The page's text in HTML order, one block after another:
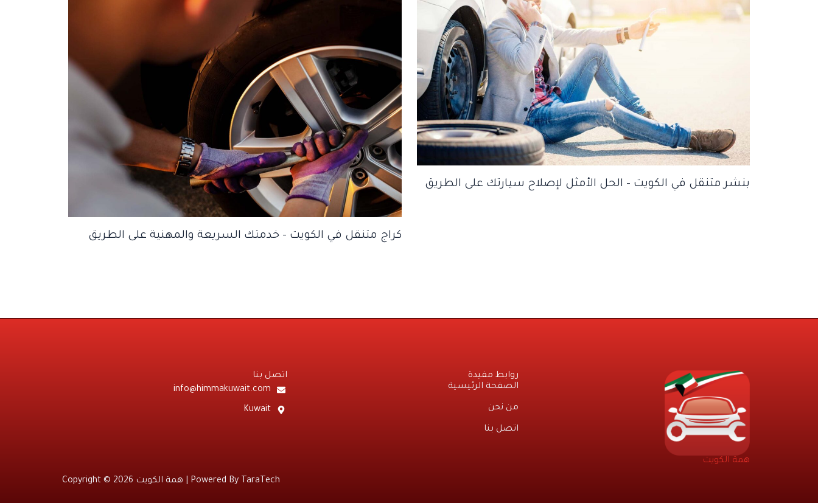
بنشر متنقل في الكويت – الحل الأمثل لإصلاح سيارتك على الطريق
كراج متنقل في الكويت – خدمتك السريعة والمهنية على الطريق
همة الكويت
روابط مفيدة
الصفحة الرئيسية
من نحن
اتصل بنا
اتصل بنا
info@himmakuwait.com
Kuwait
Copyright © 2026 همة الكويت | Powered By TaraTech